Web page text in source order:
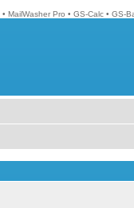
• MailWasher Pro • GS-Calc • GS-